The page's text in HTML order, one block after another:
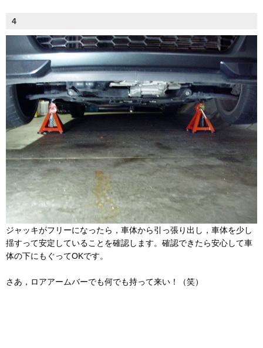
4
ジャッキがフリーになったら，車体から引っ張り出し，車体を少し
揺すって安定していることを確認します。確認できたら安心して車
体の下にもぐってOKです。
さあ，ロアアームバーでも何でも持って来い！（笑）